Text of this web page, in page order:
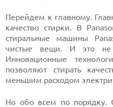
Перейдем к главному.
качество стирки. В
стиральные машины
чистые вещи. И это не
Инновационные
позволяют стирать
меньшим расходом
Но обо всем по порядку.